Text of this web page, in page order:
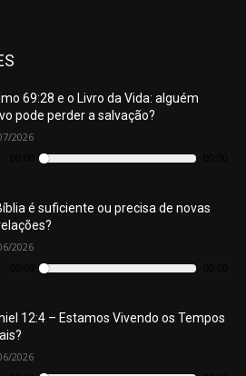
69:28 e o Livro da Vida: alguém
pode perder a salvação?
2026
é suficiente ou precisa de novas
2026
12:4 – Estamos Vivendo os Tempos
2026